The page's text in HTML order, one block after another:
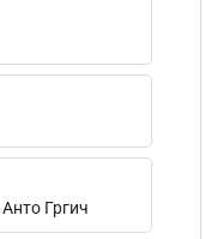
Анто Гргич